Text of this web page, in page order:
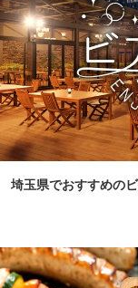
埼玉県でおすすめの